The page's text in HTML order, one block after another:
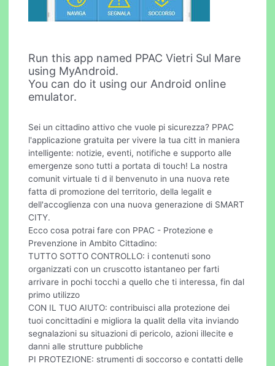
Run this app named PPAC Vietri Sul Mare
using MyAndroid.
You can do it using our Android online
emulator.
Sei un cittadino attivo che vuole pi sicurezza? PPAC
l'applicazione gratuita per vivere la tua citt in maniera
intelligente: notizie, eventi, notifiche e supporto alle
emergenze sono tutti a portata di touch! La nostra
comunit virtuale ti d il benvenuto in una nuova rete
fatta di promozione del territorio, della legalit e
dell'accoglienza con una nuova generazione di SMART
CITY.
Ecco cosa potrai fare con PPAC - Protezione e
Prevenzione in Ambito Cittadino:
TUTTO SOTTO CONTROLLO: i contenuti sono
organizzati con un cruscotto istantaneo per farti
arrivare in pochi tocchi a quello che ti interessa, fin dal
primo utilizzo
CON IL TUO AIUTO: contribuisci alla protezione dei
tuoi concittadini e migliora la qualit della vita inviando
segnalazioni su situazioni di pericolo, azioni illecite e
danni alle strutture pubbliche
PI PROTEZIONE: strumenti di soccorso e contatti delle